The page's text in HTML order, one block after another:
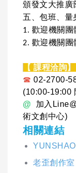
頒發文大推廣
五、包班、量
1. 歡迎機關
2. 歡迎機關團
【 課程洽詢】
☎ 02-2700-
(10:00-19:00
@ 加入
術文創中心)
相關連結
老歪創作